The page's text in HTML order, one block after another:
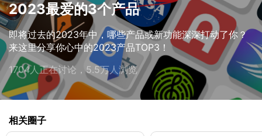
2023最爱的3个产品
即将过去的2023年中，哪些产品或新功能深深打动了你？
来这里分享你心中的2023产品TOP3！
1704人正在讨论，5.5万人浏览
相关圈子